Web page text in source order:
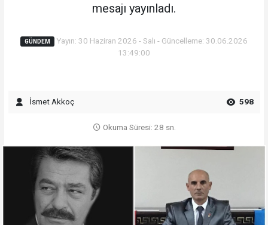
mesajı yayınladı.
GÜNDEM
Yayın: 30 Haziran 2026 - Salı - Güncelleme: 30.06.2026
13:49:00
İsmet Akkoç 598
Okuma Süresi: 28 sn.